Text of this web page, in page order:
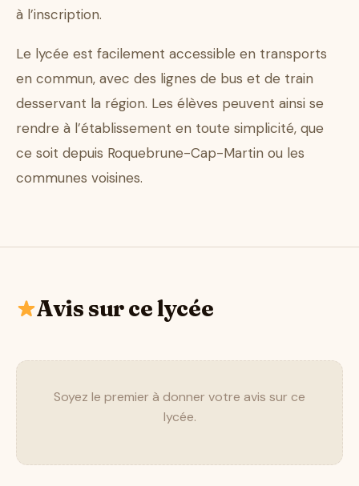
à l’inscription.
Le lycée est facilement accessible en transports
en commun, avec des lignes de bus et de train
desservant la région. Les élèves peuvent ainsi se
rendre à l’établissement en toute simplicité, que
ce soit depuis Roquebrune-Cap-Martin ou les
communes voisines.
Avis sur ce lycée
Soyez le premier à donner votre avis sur ce
lycée.